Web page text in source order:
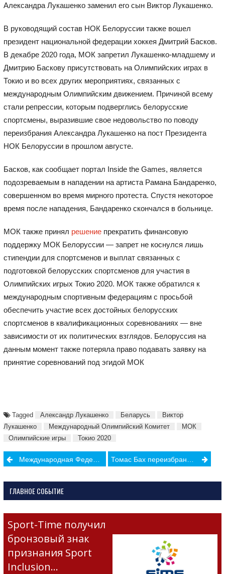
Александра Лукашенко заменил его сын Виктор Лукашенко.
В руководящий состав НОК Белоруссии также вошел
президент национальной федерации хоккея Дмитрий Басков.
В декабре 2020 года, МОК запретил Лукашенко-младшему и
Дмитрию Баскову присутствовать на Олимпийских играх в
Токио и во всех других мероприятиях, связанных с
международным Олимпийским движением. Причиной всему
стали репрессии, которым подверглись белорусские
спортсмены, выразившие свое недовольство по поводу
переизбрания Александра Лукашенко на пост Президента
НОК Белоруссии в прошлом августе.
Басков, как сообщает портал Inside the Games, является
подозреваемым в нападении на артиста Рамана Бандаренко,
совершенном во время мирного протеста. Спустя некоторое
время после нападения, Бандаренко скончался в больнице.
МОК также принял решениепрекратить финансовую
поддержку МОК Белоруссии — запрет не коснулся лишь
стипендии для спортсменов и выплат связанных с
подготовкой белорусских спортсменов для участия в
Олимпийских игрых Токио 2020. МОК также обратился к
международным спортивным федерациям с просьбой
обеспечить участие всех достойных белорусских
спортсменов в квалификационных соревнованиях — вне
зависимости от их политических взглядов. Белоруссия на
данным момент также потеряла право подавать заявку на
принятие соревнований под эгидой МОК
Tagged Александр Лукашенко Беларусь
Виктор
Лукашенко
Международный Олимпийский Комитет
МОК
Олимпийские игры
Токио 2020
PostМеждународная Федерация Легкой Атлетики вступает в борьбу гендерное равенство Томас Бах переизбран на пост Президента МОК
ГЛАВНОЕ СОБЫТИЕ
Sport-Time получил
бронзовый знак
признания Sport
Inclusion…